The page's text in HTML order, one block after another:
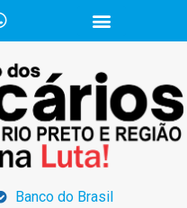
Banco do Brasil